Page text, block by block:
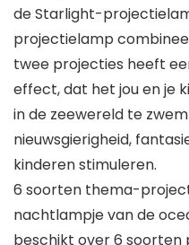
de Starlight-
projectielamp
twee projecties heeft
effect, dat het jou en je
in de zeewereld te
nieuwsgierigheid,
kinderen stimuleren.
6 soorten thema-
nachtlampje van de
beschikt over 6